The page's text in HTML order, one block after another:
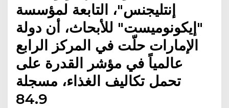
إنتليجنس"، التابعة لمؤسسة
"إيكونوميست" للأبحاث، أن دولة
الإمارات حلّت في المركز الرابع
عالمياً في مؤشر القدرة على
تحمل تكاليف الغذاء، مسجلة
84.9